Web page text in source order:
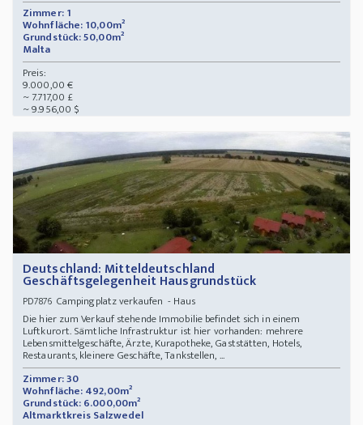
Zimmer: 1
Wohnfläche: 10,00m²
Grundstück: 50,00m²
Malta
Preis:
9.000,00 €
~ 7.717,00 £
~ 9.956,00 $
Deutschland: Mitteldeutschland
Geschäftsgelegenheit Hausgrundstück
PD7876Campingplatz verkaufen - Haus
Die hier zum Verkauf stehende Immobilie befindet sich in einem
Luftkurort. Sämtliche Infrastruktur ist hier vorhanden: mehrere
Lebensmittelgeschäfte, Ärzte, Kurapotheke, Gaststätten, Hotels,
Restaurants, kleinere Geschäfte, Tankstellen, ...
Zimmer: 30
Wohnfläche: 492,00m²
Grundstück: 6.000,00m²
Altmarktkreis Salzwedel